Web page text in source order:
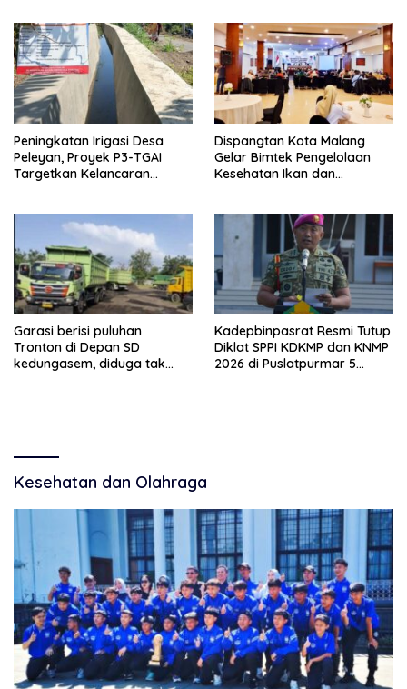
Warga
Peningkatan Irigasi Desa
Peleyan, Proyek P3-TGAI
Targetkan Kelancaran
Dispangtan Kota Malang
Gelar Bimtek Pengelolaan
Kesehatan Ikan dan
Garasi berisi puluhan
Tronton di Depan SD
kedungasem, diduga tak
Kadepbinpasrat Resmi Tutup
Diklat SPPI KDKMP dan KNMP
2026 di Puslatpurmar 5
Kesehatan dan Olahraga